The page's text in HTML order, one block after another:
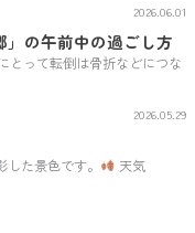
2026.06.01
の午前中の過ごし方
とって転倒は骨折などにつな
2026.05.29
た景色です。 天気